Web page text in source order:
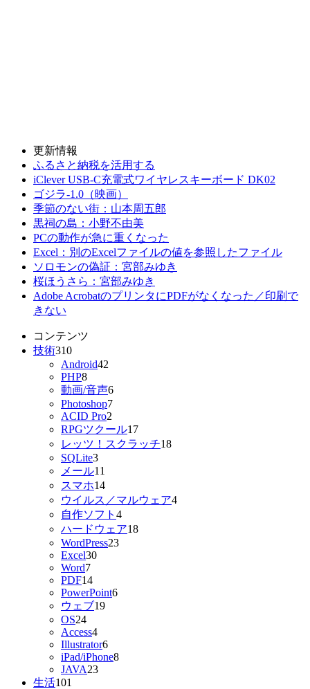
更新情報
ふるさと納税を活用する
iClever USB-C充電式ワイヤレスキーボード DK02
ゴジラ-1.0（映画）
季節のない街：山本周五郎
黒祠の島：小野不由美
PCの動作が急に重くなった
Excel：別のExcelファイルの値を参照したファイル
ソロモンの偽証：宮部みゆき
桜ほうさら：宮部みゆき
Adobe AcrobatのプリンタにPDFがなくなった／印刷で
きない
コンテンツ
技術310
Android42
PHP8
動画/音声6
Photoshop7
ACID Pro2
RPGツクール17
レッツ！スクラッチ18
SQLite3
メール11
スマホ14
ウイルス／マルウェア4
自作ソフト 4
ハードウェア18
WordPress23
Excel30
Word7
PDF14
PowerPoint6
ウェブ19
OS24
Access4
Illustrator6
iPad/iPhone8
JAVA23
生活101